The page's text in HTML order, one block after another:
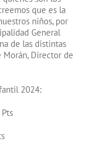
que es la
niños, por
General
de las distintas
Morán, Director de
2024: